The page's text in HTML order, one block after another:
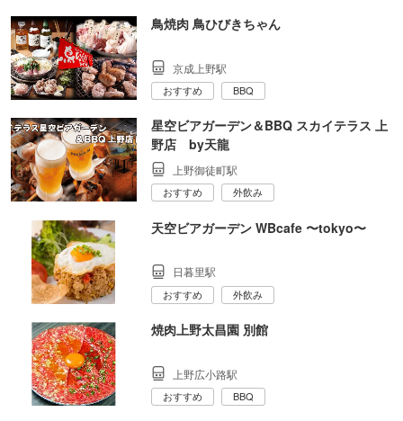
鳥焼肉 鳥ひびきちゃん
京成上野駅
おすすめ BBQ
星空ビアガーデン＆BBQ スカイテラス 上
野店 by天龍
上野御徒町駅
おすすめ 外飲み
天空ビアガーデン WBcafe 〜tokyo〜
日暮里駅
おすすめ 外飲み
焼肉上野太昌園 別館
上野広小路駅
おすすめ BBQ